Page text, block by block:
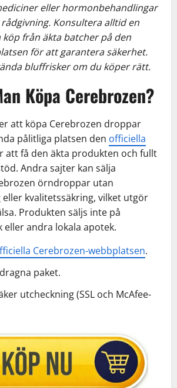
eller hormonbehandlingar
Konsultera alltid en
från äkta batcher på den
för att garantera säkerhet.
bluffrisker om du köper rätt.
Köpa Cerebrozen?
att köpa Cerebrozen droppar
pålitliga platsen den officiella
att få den äkta produkten och fullt
Andra sajter kan sälja
örndroppar utan
kvalitetssäkring, vilket utgör
Produkten säljs inte på
eller andra lokala apotek.
Cerebrozen-webbplatsen.
paket.
utcheckning (SSL och McAfee-